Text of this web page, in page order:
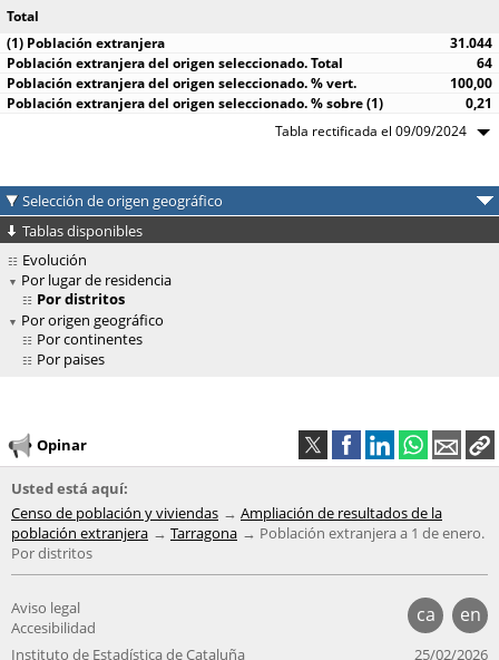
Total
31.044
64
100,00
0,21
Tabla rectificada el 09/09/2024
Selección de origen geográfico
Tablas disponibles
Evolución
Por lugar de residencia
Por distritos
Por origen geográfico
Por continentes
Por paises
Opinar
Usted está aquí:
Censo de población y viviendas
Ampliación de resultados de la
población extranjera
Tarragona
Población extranjera a 1 de enero.
Por distritos
ca en
Aviso legal
Accesibilidad
Instituto de Estadística de Cataluña
25/02/2026